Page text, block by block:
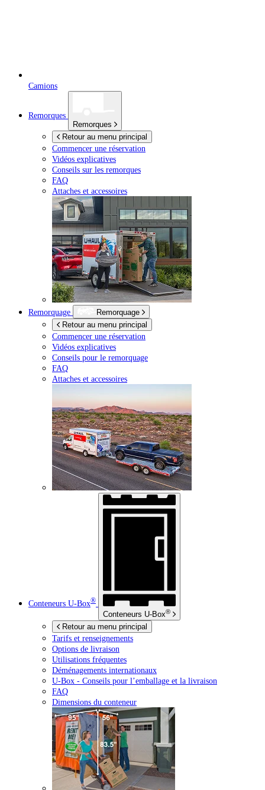
Camions
Remorques
Remorques
Retour au menu principal
Commencer une réservation
Vidéos explicatives
Conseils sur les remorques
FAQ
Attaches et accessoires
Remorquage
Remorquage
Retour au menu principal
Commencer une réservation
Vidéos explicatives
Conseils pour le remorquage
FAQ
Attaches et accessoires
Conteneurs U-Box®
Conteneurs U-Box®
Retour au menu principal
Tarifs et renseignements
Options de livraison
Utilisations fréquentes
Déménagements internationaux
U-Box - Conseils pour l’emballage et la livraison
FAQ
Dimensions du conteneur